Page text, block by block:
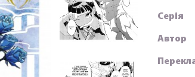
Серія
Автор